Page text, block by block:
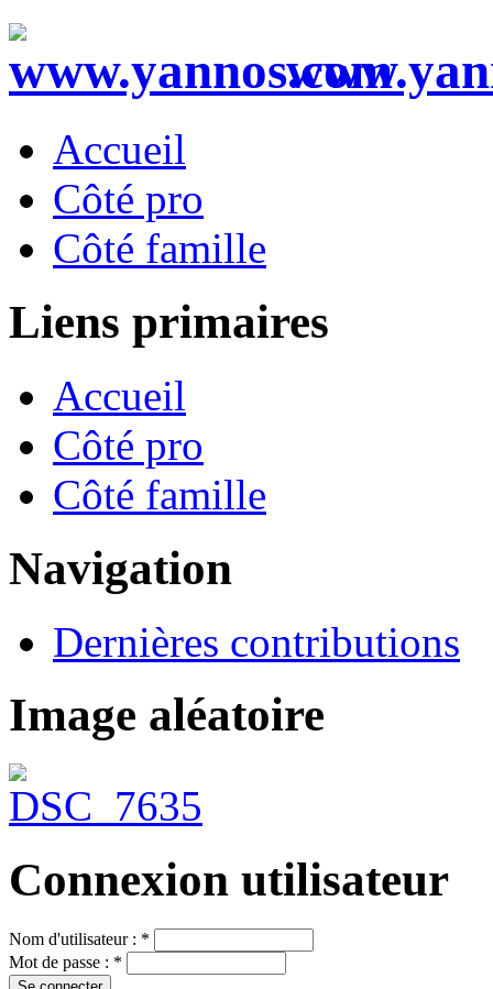
Accueil
Côté pro
Côté famille
Liens primaires
Accueil
Côté pro
Côté famille
Navigation
Dernières contributions
Image aléatoire
Connexion utilisateur
Nom d'utilisateur : *
Mot de passe : *